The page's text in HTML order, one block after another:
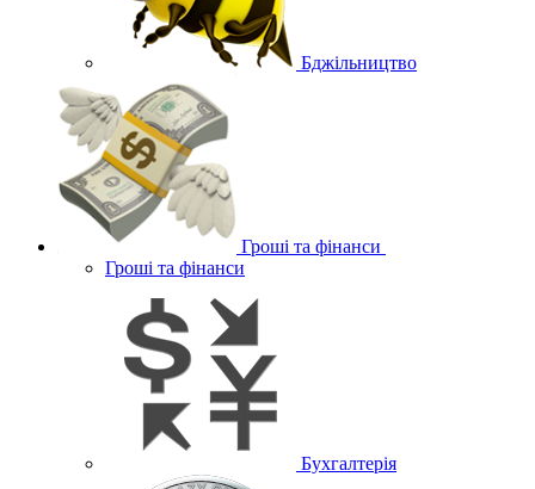
Бджільництво
Гроші та фінанси
Гроші та фінанси
Бухгалтерія